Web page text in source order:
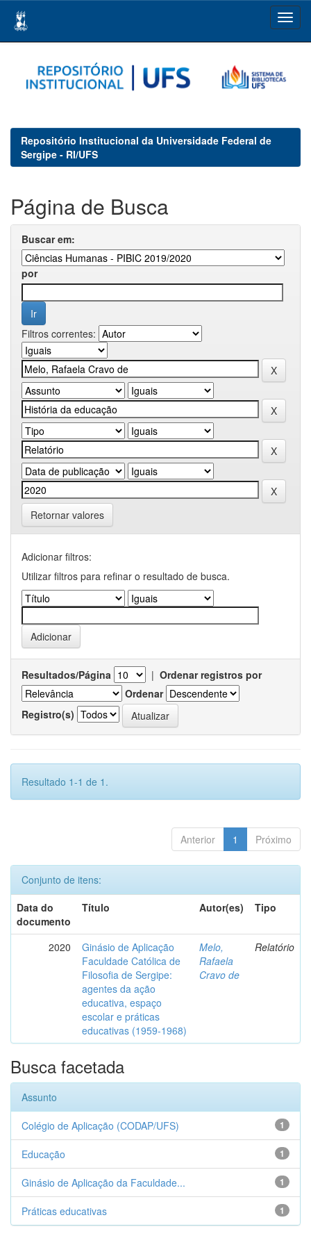
navigation
Repositório Institucional da Universidade Federal de
Sergipe - RI/UFS
Página de Busca
Buscar em:
por
Filtros correntes:
Retornar valores
Adicionar filtros:
Utilizar filtros para refinar o resultado de busca.
Resultados/Página | Ordenar registros por
Ordenar
Registro(s)
Resultado 1-1 de 1.
Anterior 1 Próximo
Conjunto de itens:
Data do
documento
Título Autor(es) Tipo
2020
Ginásio de Aplicação
Faculdade Católica de
Filosofia de Sergipe:
agentes da ação
educativa, espaço
escolar e práticas
educativas (1959-1968)
Melo,
Rafaela
Cravo de
Relatório
Busca facetada
Assunto
1
Colégio de Aplicação (CODAP/UFS)
1
Educação
1
Ginásio de Aplicação da Faculdade...
1
Práticas educativas